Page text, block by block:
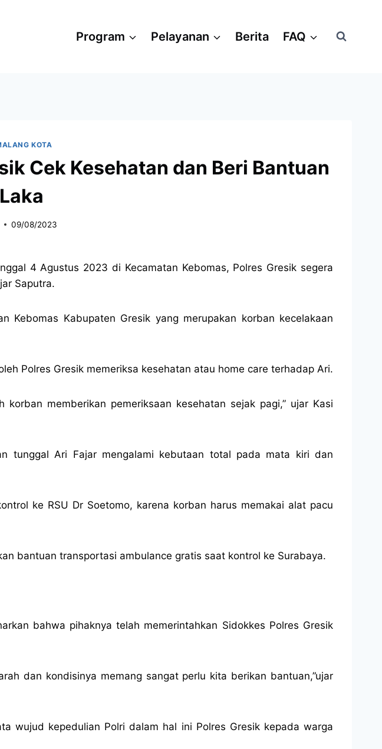
Program Pelayanan Berita FAQ
KOTA
Cek Kesehatan dan Beri Bantuan
09/08/2023
4 Agustus 2023 di Kecamatan Kebomas, Polres Gresik segera
Saputra.
Kebomas Kabupaten Gresik yang merupakan korban kecelakaan
Polres Gresik memeriksa kesehatan atau home care terhadap Ari.
memberikan pemeriksaan kesehatan sejak pagi,” ujar Kasi
tunggal Ari Fajar mengalami kebutaan total pada mata kiri dan
ke RSU Dr Soetomo, karena korban harus memakai alat pacu
bantuan transportasi ambulance gratis saat kontrol ke Surabaya.
bahwa pihaknya telah memerintahkan Sidokkes Polres Gresik
dan kondisinya memang sangat perlu kita berikan bantuan,”ujar
wujud kepedulian Polri dalam hal ini Polres Gresik kepada warga